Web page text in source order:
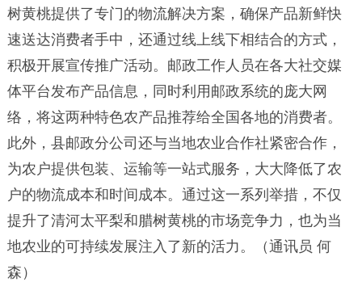
树黄桃提供了专门的物流解决方案，确保产品新鲜快
速送达消费者手中，还通过线上线下相结合的方式，
积极开展宣传推广活动。邮政工作人员在各大社交媒
体平台发布产品信息，同时利用邮政系统的庞大网
络，将这两种特色农产品推荐给全国各地的消费者。
此外，县邮政分公司还与当地农业合作社紧密合作，
为农户提供包装、运输等一站式服务，大大降低了农
户的物流成本和时间成本。通过这一系列举措，不仅
提升了清河太平梨和腊树黄桃的市场竞争力，也为当
地农业的可持续发展注入了新的活力。（通讯员 何
森）